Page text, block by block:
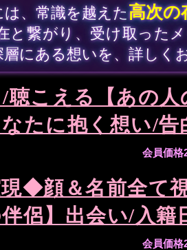
、常識を越えた高次の
と繋がり、受け取った
にある想いを、詳しく
聴こえる【あの
たに抱く想い/告
会員価格
◆顔＆名前全て
侶】出会い/入籍
会員価格